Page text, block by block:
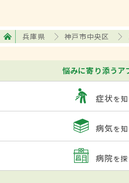
兵庫県 神戸市中央区
悩みに寄り添うア
症状を
病気を
病院を